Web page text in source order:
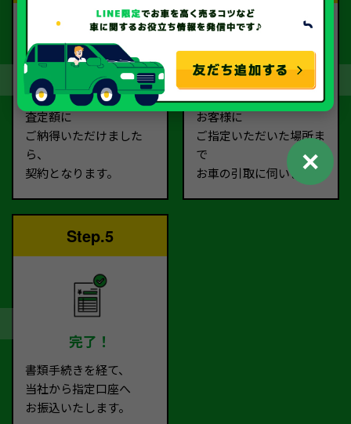
契約
査定額に
ご納得いただけました
ら、
契約となります。
お引取り
お客様に
ご指定いただいた場所ま
で
お車の引取に伺います。
Step.5
完了！
書類手続きを経て、
当社から指定口座へ
お振込いたします。
✕